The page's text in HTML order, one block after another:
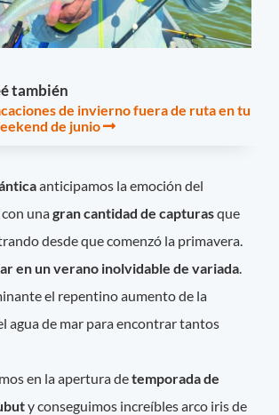
también
de invierno fuera de ruta en tu
de junio
anticipamos la emoción del
unagran cantidad de capturasque
desde que comenzó la primavera.
en un verano inolvidable de variada
el repentino aumento de la
agua de mar para encontrar tantos
en la apertura detemporada de
y conseguimos increíbles arco iris de